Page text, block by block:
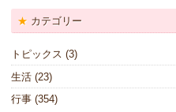
カテゴリー
トピックス (3)
生活 (23)
行事 (354)